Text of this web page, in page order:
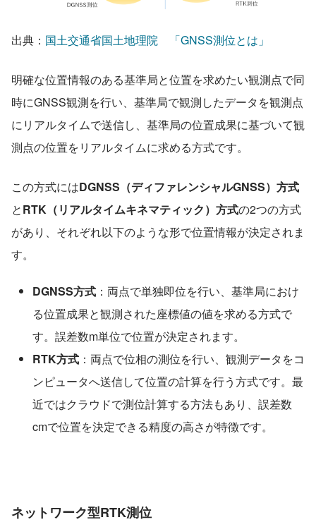
出典： 国土交通省国土地理院　「GNSS測位とは」
明確な位置情報のある基準局と位置を求めたい観測点で同
時にGNSS観測を行い、基準局で観測したデータを観測点
にリアルタイムで送信し、基準局の位置成果に基づいて観
測点の位置をリアルタイムに求める方式です。
この方式にはDGNSS（ディファレンシャルGNSS）方式
とRTK（リアルタイムキネマティック）方式の2つの方式
があり、それぞれ以下のような形で位置情報が決定されま
す。
DGNSS方式 ：両点で単独即位を行い、基準局におけ
る位置成果と観測された座標値の値を求める方式で
す。誤差数m単位で位置が決定されます。
RTK方式 ：両点で位相の測位を行い、観測データをコ
ンピュータへ送信して位置の計算を行う方式です。最
近ではクラウドで測位計算する方法もあり、誤差数
cmで位置を決定できる精度の高さが特徴です。
ネットワーク型RTK測位